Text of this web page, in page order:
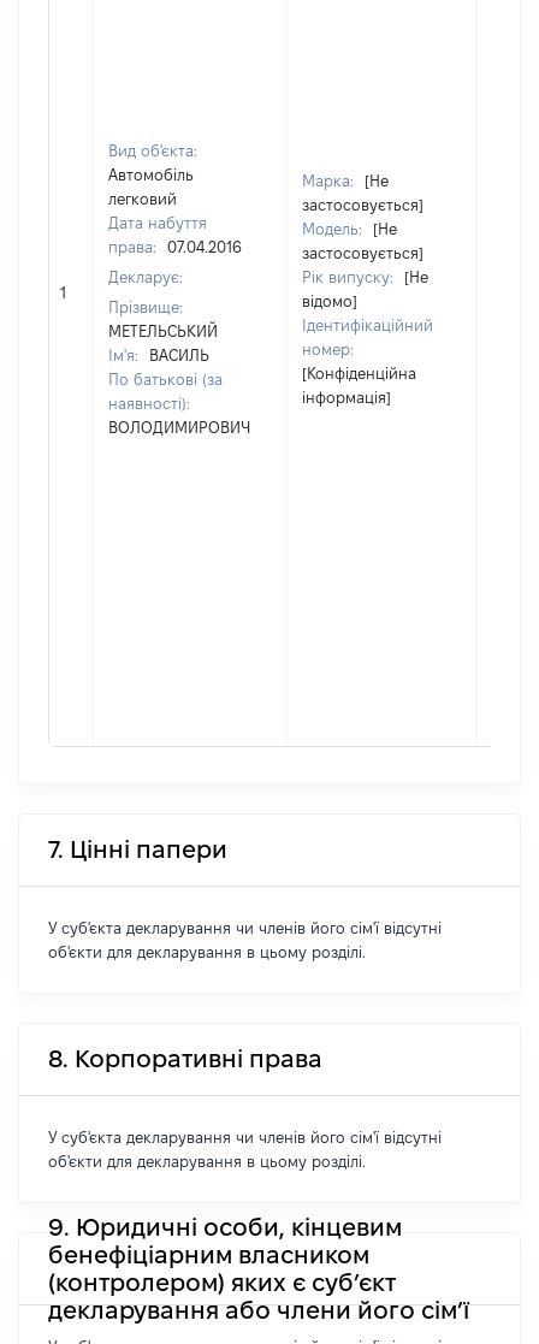
1
Вид об'єкта:
Автомобіль
легковий
Дата набуття
права:
07.04.2016
Декларує:
Прізвище:
МЕТЕЛЬСЬКИЙ
Ім'я:
ВАСИЛЬ
По батькові (за
наявності):
ВОЛОДИМИРОВИЧ
Марка:
[Не
застосовується]
Модель:
[Не
застосовується]
Рік випуску:
[Не
відомо]
Ідентифікаційний
номер:
[Конфіденційна
інформація]
7. Цінні папери
У суб'єкта декларування чи членів його сім'ї відсутні
об'єкти для декларування в цьому розділі.
8. Корпоративні права
У суб'єкта декларування чи членів його сім'ї відсутні
об'єкти для декларування в цьому розділі.
9. Юридичні особи, кінцевим
бенефіціарним власником
(контролером) яких є суб’єкт
декларування або члени його сім’ї